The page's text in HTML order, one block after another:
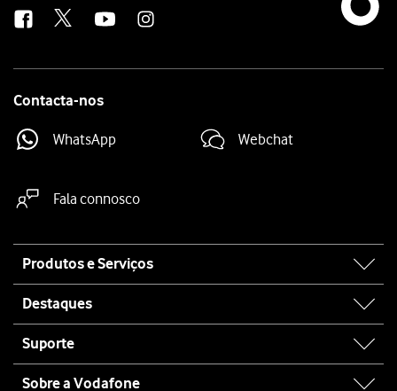
Contacta-nos
WhatsApp Webchat
Fala connosco
map
Produtos e Serviços
Destaques
Suporte
Sobre a Vodafone